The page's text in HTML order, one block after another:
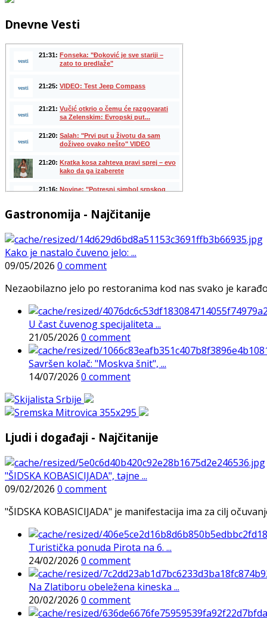
Dnevne Vesti
Gastronomija - Najčitanije
Kako je nastalo čuveno jelo: ...
09/05/2026 0 comment
Nezaobilazno jelo po restoranima kod nas svako je
U čast čuvenog specijaliteta ...
21/05/2026 0 comment
Savršen kolač: "Moskva šnit", ...
14/07/2026 0 comment
Ljudi i događaji - Najčitanije
"ŠIDSKA KOBASICIJADA", tajne ...
09/02/2026 0 comment
"ŠIDSKA KOBASICIJADA" je manifestacija ima za cilj
Turistička ponuda Pirota na 6. ...
24/02/2026 0 comment
Na Zlatiboru obeležena kineska ...
20/02/2026 0 comment